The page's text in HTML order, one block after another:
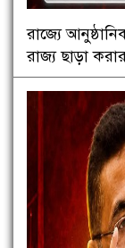
রাজ্যে
রাজ্য ছাড়া